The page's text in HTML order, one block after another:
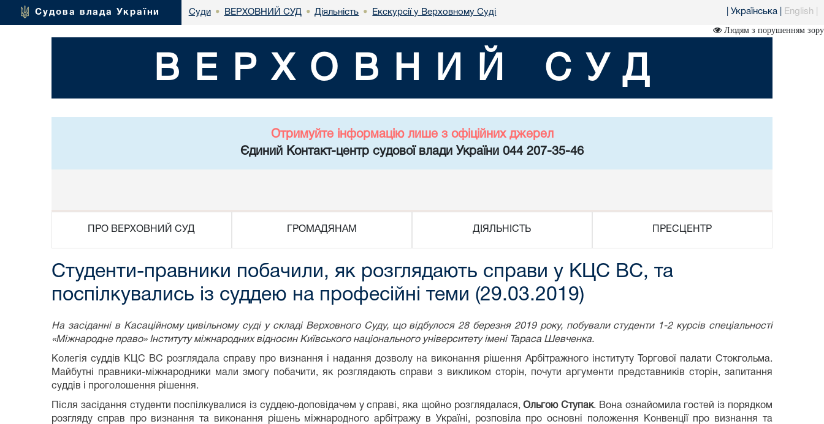
Судова влада України Суди • ВЕРХОВНИЙ СУД • Діяльність • Екскурсії у Верховному Суді Українська English
Людям з порушенням зору
ВЕРХОВНИЙ СУД
Отримуйте інформацію лише з офіційних джерел
Єдиний Контакт-центр судової влади України 044 207-35-46
ПРО ВЕРХОВНИЙ СУД ГРОМАДЯНАМ ДІЯЛЬНІСТЬ ПРЕСЦЕНТР
Студенти-правники побачили, як розглядають справи у КЦС ВС, та
поспілкувались із суддею на професійні теми (29.03.2019)
На засіданні в Касаційному цивільному суді у складі Верховного Суду, що відбулося 28 березня 2019 року, побували студенти 1-2 курсів спеціальності
«Міжнародне право» Інституту міжнародних відносин Київського національного університету імені Тараса Шевченка.
Колегія суддів КЦС ВС розглядала справу про визнання і надання дозволу на виконання рішення Арбітражного інституту Торгової палати Стокгольма.
Майбутні правники-міжнародники мали змогу побачити, як розглядають справи з викликом сторін, почути аргументи представників сторін, запитання
суддів і проголошення рішення.
Після засідання студенти поспілкувалися із суддею-доповідачем у справі, яка щойно розглядалася,Ольгою Ступак. Вона ознайомила гостей із порядком
розгляду справ про визнання та виконання рішень міжнародного арбітражу в Україні, розповіла про основні положення Конвенції про визнання та